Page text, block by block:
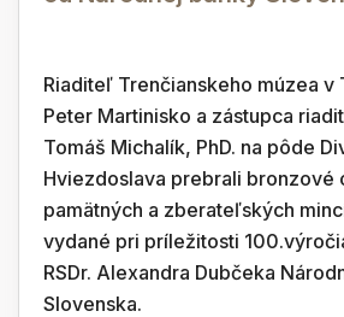
Riaditeľ Trenčianskeho múzea v
Peter Martinisko a zástupca
Tomáš Michalík, PhD. na pôde
Hviezdoslava prebrali bronzové
pamätných a zberateľských
vydané pri príležitosti
RSDr. Alexandra Dubčeka
Slovenska.